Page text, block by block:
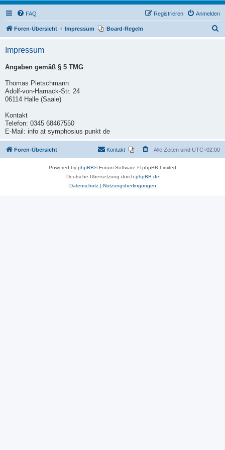
FAQ Anmelden
Registrieren
Foren-Übersicht Impressum Board-Regeln
Impressum
Angaben gemäß § 5 TMG
Thomas Pietschmann
Adolf-von-Harnack-Str. 24
06114 Halle (Saale)
Kontakt
Telefon: 0345 68467550
E-Mail: info at symphosius punkt de
Foren-Übersicht Alle Zeiten sind UTC+02:00
Kontakt
Powered by phpBB® Forum Software © phpBB Limited
Deutsche Übersetzung durch phpBB.de
Datenschutz| Nutzungsbedingungen